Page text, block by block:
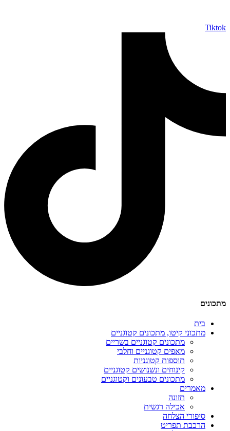
Tiktok
מתכונים
בית
מתכוני קיטו, מתכונים קטוגניים
מתכונים קטוגניים בשריים
מאפים קטוגניים וחלבי
תוספות קטוגניות
קינוחים ונשנושים קטוגניים
מתכונים טבעונים וקטוגניים
מאמרים
תזונה
אכילה רגשית
סיפורי הצלחה
הרכבת תפריט